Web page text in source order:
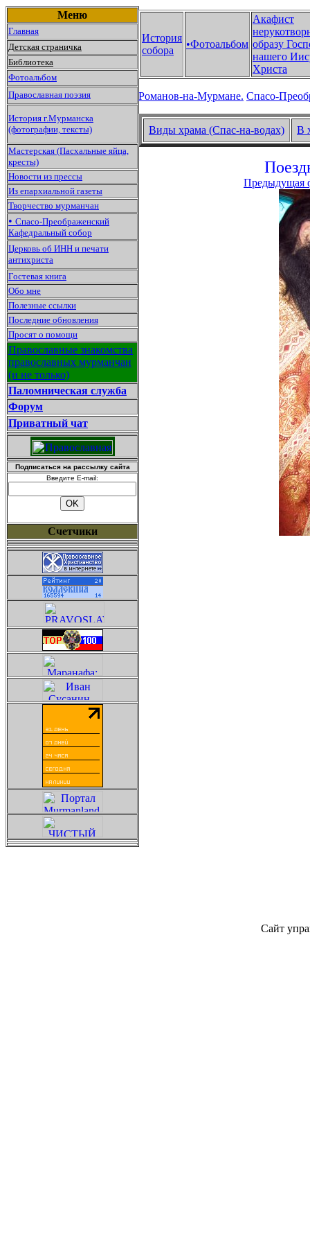
Меню
Главная
Детская страничка
Библиотека
Фотоальбом
Православная поэзия
История г.Мурманска
(фотографии, тексты)
Мастерская (Пасхальные яйца,
кресты)
Новости из прессы
Из епархиальной газеты
Творчество мурманчан
• Спасо-Преображенский
Кафедральный собор
Церковь об ИНН и печати
антихриста
Гостевая книга
Обо мне
Полезные ссылки
Последние обновления
Просят о помощи
Православные знакомства
православных мурманчан
(и не только)
Паломническая служба
Форум
Приватный чат
Подписаться на рассылку сайта
Введите E-mail:
Счетчики
История
собора
•Фотоальбом
Акафист
образу
нашего
Христа
Романов-на-Мурмане. Спасо-
Виды храма (Спас-на-водах) В
Предыдущая
Сайт